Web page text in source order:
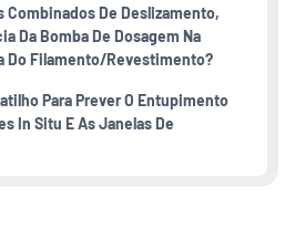
Combinados De Deslizamento,
Da Bomba De Dosagem Na
Do Filamento/revestimento?
Para Prever O Entupimento
In Situ E As Janelas De